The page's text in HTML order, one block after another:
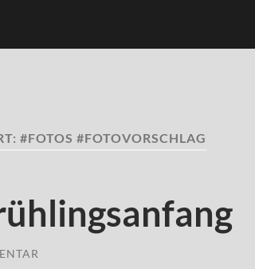
#FOTOS #FOTOVORSCHLAG